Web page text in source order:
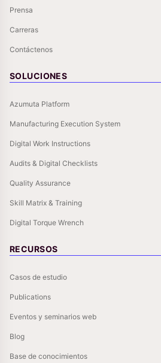
Prensa
Carreras
Contáctenos
SOLUCIONES
Azumuta Platform
Manufacturing Execution System
Digital Work Instructions
Audits & Digital Checklists
Quality Assurance
Skill Matrix & Training
Digital Torque Wrench
RECURSOS
Casos de estudio
Publications
Eventos y seminarios web
Blog
Base de conocimientos